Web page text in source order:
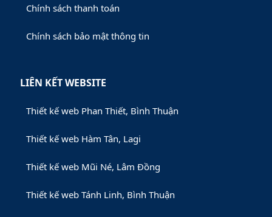
Chính sách thanh toán
Chính sách bảo mật thông tin
LIÊN KẾT WEBSITE
Thiết kế web Phan Thiết, Bình Thuận
Thiết kế web Hàm Tân, Lagi
Thiết kế web Mũi Né, Lâm Đồng
Thiết kế web Tánh Linh, Bình Thuận